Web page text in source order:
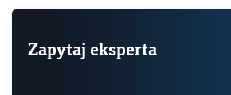
Zapytaj eksperta